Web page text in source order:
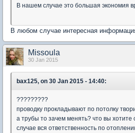
В нашем случае это большая экономия
В любом случае интересная
Missoula
30 Jan 2015
bax125, on 30 Jan 2015 - 14:40:
?????????
проводку прокладывают по потолку
а трубы то зачем менять? что вы хотите
случае вся ответственность по